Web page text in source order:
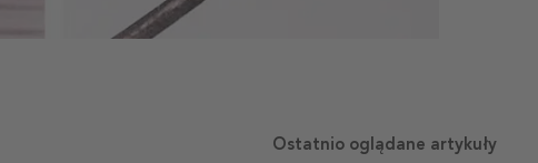
Ostatnio oglądane artykuły